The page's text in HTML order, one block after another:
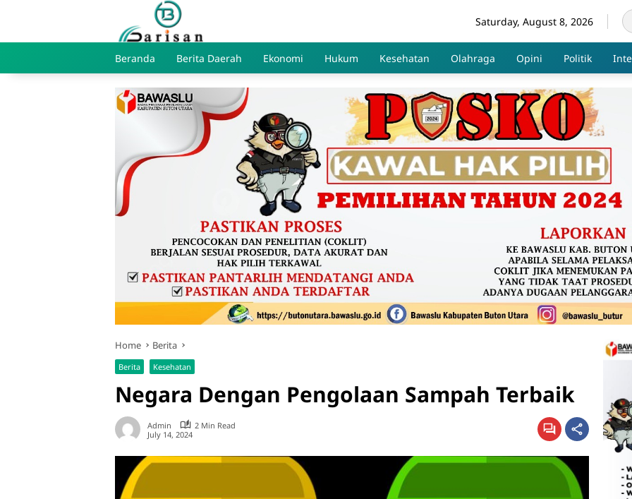
Saturday, August 8, 2026
Beranda Berita Daerah Ekonomi Hukum Kesehatan Olahraga Opini Politik
Home Berita
Berita Kesehatan
Negara Dengan Pengolaan Sampah Terbaik
Admin
2 Min Read
July 14, 2024